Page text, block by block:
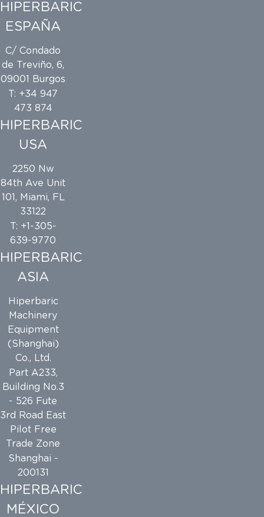
HIPERBARIC
ESPAÑA
C/ Condado
de Treviño, 6,
09001 Burgos
T: +34 947
473 874
HIPERBARIC
USA
2250 Nw
84th Ave Unit
101, Miami, FL
33122
T: +1-305-
639-9770
HIPERBARIC
ASIA
Hiperbaric
Machinery
Equipment
(Shanghai)
Co., Ltd.
Part A233,
Building No.3
- 526 Fute
3rd Road East
Pilot Free
Trade Zone
Shanghai -
200131
HIPERBARIC
MÉXICO